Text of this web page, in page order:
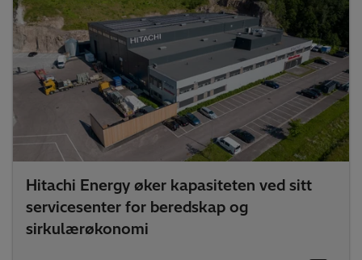
Hitachi Energy øker kapasiteten ved sitt
servicesenter for beredskap og
sirkulærøkonomi